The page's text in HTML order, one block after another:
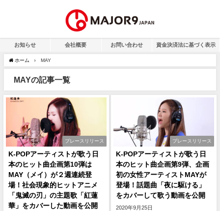
お知らせ 会社概要 お問い合わせ 資金決済法に基づく表示
ホーム MAY
MAYの記事一覧
プレースリリース
K-POPアーティストが歌う日
本のヒット曲企画第10弾は
MAY（メイ）が２週連続登
場！社会現象的ヒットアニメ
「鬼滅の刃」の主題歌「紅蓮
華」をカバーした動画を公開
プレースリリース
K-POPアーティストが歌う日
本のヒット曲企画第9弾、企画
初の女性アーティストMAYが
登場！話題曲「夜に駆ける」
をカバーして歌う動画を公開
2020年9月25日